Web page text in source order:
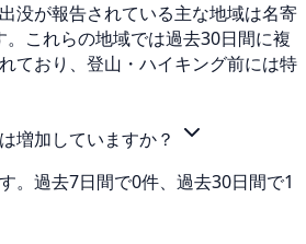
没が報告されている主な地域は名寄
。これらの地域では過去30日間に複
ており、登山・ハイキング前には特
増加していますか？
。過去7日間で0件、過去30日間で1